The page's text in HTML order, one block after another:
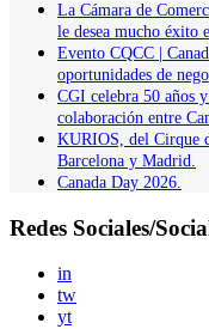
La Cámara de
le desea mucho éxito
Evento CQCC |
oportunidades de
CGI celebra 50 años
colaboración entre
KURIOS, del Cirque
Barcelona y Madrid.
Canada Day 2026.
Redes Sociales/
in
tw
yt